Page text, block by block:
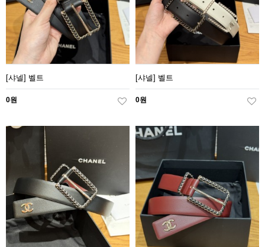
[샤넬] 벨트
0원
[샤넬] 벨트
0원